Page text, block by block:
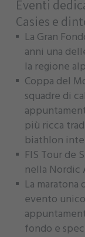
Eventi
Casies e
La Gran
anni una
la regione
Coppa del
squadre di
più ricca
biathlon
FIS Tour de
nella Nordic
La maratona
evento
fondo e